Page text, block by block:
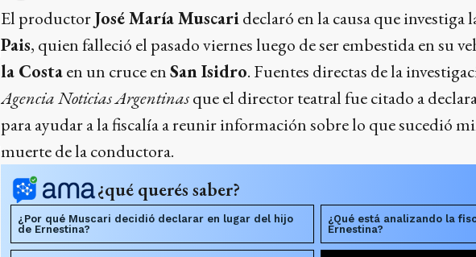
El productorJosé María Muscarideclaró en la causa que investiga
Pais, quien falleció el pasado viernes luego de ser embestida en su
la Costaen un cruce enSan Isidro. Fuentes directas de la
Agencia Noticias Argentinasque el director teatral fue citado a
para ayudar a la fiscalía a reunir información sobre lo que sucedió
muerte de la conductora.
¿qué querés saber?
¿Por qué Muscari decidió declarar en lugar del hijo
de Ernestina?
¿Qué está analizando la
Ernestina?